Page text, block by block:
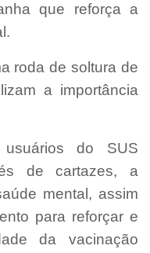
que reforça a
roda de soltura de
a importância
do SUS
de cartazes, a
mental, assim
para reforçar e
da vacinação